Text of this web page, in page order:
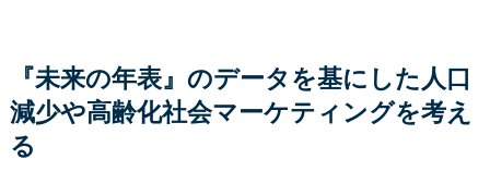
『未来の年表』のデータを基にした人口
減少や高齢化社会マーケティングを考え
る